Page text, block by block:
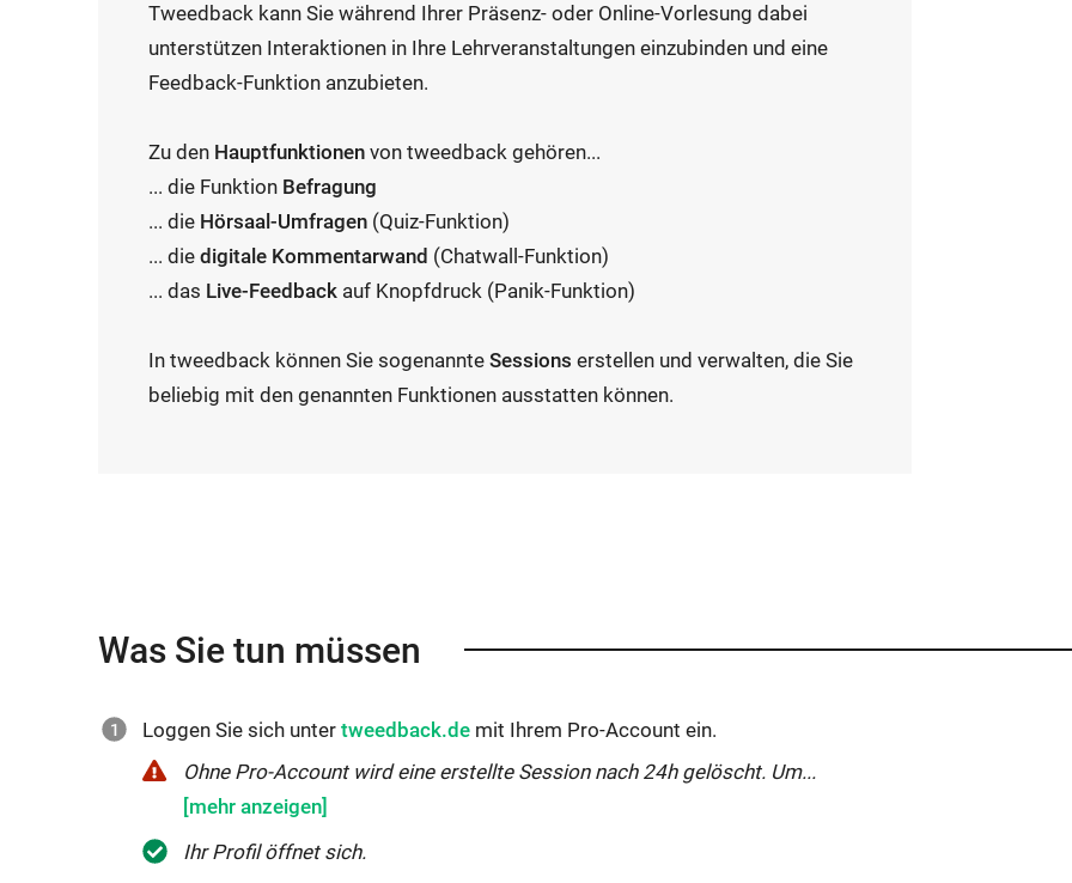
Tweedback kann Sie während Ihrer Präsenz- oder Online-Vorlesung dabei
unterstützen Interaktionen in Ihre Lehrveranstaltungen einzubinden und eine
Feedback-Funktion anzubieten.
Zu den Hauptfunktionenvon tweedback gehören...
... die Funktion Befragung
... die Hörsaal-Umfragen (Quiz-Funktion)
... diedigitale Kommentarwand (Chatwall-Funktion)
... das Live-Feedback auf Knopfdruck (Panik-Funktion)
In tweedback können Sie sogenannteSessionserstellen und verwalten, die Sie
beliebig mit den genannten Funktionen ausstatten können.
Was Sie tun müssen
Loggen Sie sich unterExterner
Link
neuem
tweedback.de mit Ihrem Pro-Account ein.
Ohne
Pro-
Account
Ohne Pro-Account wird eine erstellte Session nach 24h gelöscht. Um...
Ihr Profil öffnet sich.